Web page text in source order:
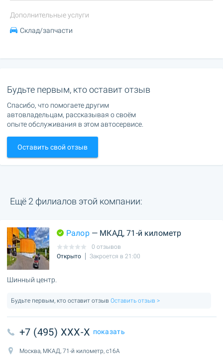
Дополнительные услуги
Склад/запчасти
Будьте первым, кто оставит отзыв
Спасибо, что помогаете другим
автовладельцам, рассказывая о своём
опыте обслуживания в этом автосервисе.
Оставить свой отзыв
Ещё 2 филиалов этой компании:
Ралор— МКАД, 71-й километр
0 отзывов
Открыто
Закроется в 21:00
Шинный центр.
Будьте первым, кто оставит отзыв Оставить отзыв >
+7 (495) XXX-X показать
Москва, МКАД, 71-й километр, с16А